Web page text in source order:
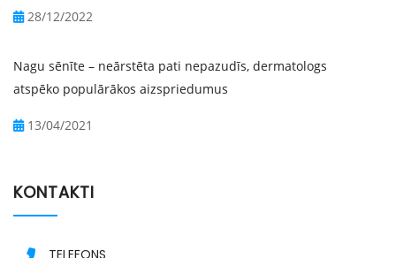
28/12/2022
Nagu sēnīte – neārstēta pati nepazudīs, dermatologs
atspēko populārākos aizspriedumus
13/04/2021
KONTAKTI